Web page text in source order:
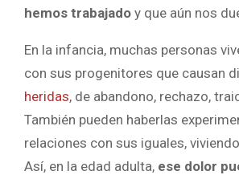
hemos trabajado y que aún nos
En la infancia, muchas personas
con sus progenitores que causan
heridas, de abandono, rechazo,
También pueden haberlas
relaciones con sus iguales,
Así, en la edad adulta, ese dolor